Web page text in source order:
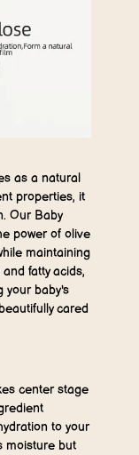
as a natural
properties, it
Our Baby
power of olive
maintaining
fatty acids,
your baby's
cared
center stage
to your
moisture but